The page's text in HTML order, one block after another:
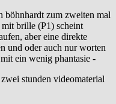
böhnhardt zum zweiten mal
brille (P1) scheint
aber eine direkte
und oder auch nur worten
ein wenig phantasie -
stunden videomaterial